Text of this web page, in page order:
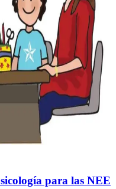
para las NEE